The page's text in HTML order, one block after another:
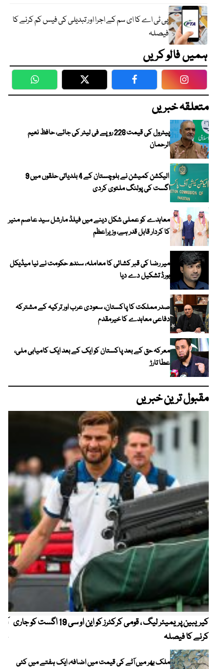
پی ٹی اے کا ای سم کے اجرا اور تبدیلی کی فیس کم کرنے کا
فیصلہ
ہمیں فالو کریں
WhatsApp Twitter Facebook
متعلقہ خبریں
پیٹرول کی قیمت 228 روپے فی لیٹر کی جائے، حافظ نعیم
الرحمان
الیکشن کمیشن نے بلوچستان کے 4 بلدیاتی حلقوں میں 9
اگست کی پولنگ ملتوی کردی
معاہدے کو عملی شکل دینے میں فیلڈ مارشل سید عاصم منیر
کا کردار قابل قدر ہے، وزیراعظم
میر رضا کی قبر کشائی کا معاملہ، سندھ حکومت نے نیا میڈیکل
بورڈ تشکیل دے دیا
صدر مملکت کا پاکستان، سعودی عرب اور ترکیہ کے مشترکہ
دفاعی معاہدے کا خیرمقدم
معرکہ حق کے بعد پاکستان کو ایک کے بعد ایک کامیابی ملی،
عطا تارڑ
مقبول ترین خبریں
کیریبین پریمیئر لیگ ، قومی کرکٹرز کو این او سی 19 اگست کو جاری
کرنے کا فیصلہ
ملک بھر میں آٹے کی قیمت میں اضافہ، ایک ہفتے میں کئی